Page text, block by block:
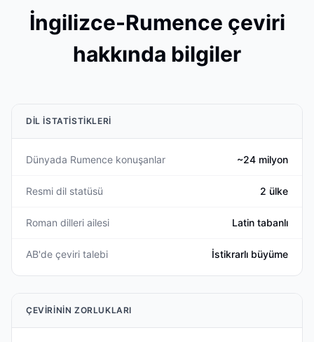
İngilizce-Rumence çeviri
hakkında bilgiler
DIL ISTATISTIKLERI
Dünyada Rumence konuşanlar ~24 milyon
Resmi dil statüsü 2 ülke
Roman dilleri ailesi Latin tabanlı
AB'de çeviri talebi İstikrarlı büyüme
ÇEVIRININ ZORLUKLARI